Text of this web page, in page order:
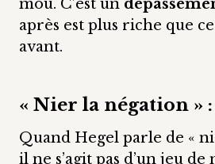
mou. C’est un
après est plus riche que
avant.
« Nier la négation »
Quand Hegel parle de «
il ne s’agit pas d’un jeu de